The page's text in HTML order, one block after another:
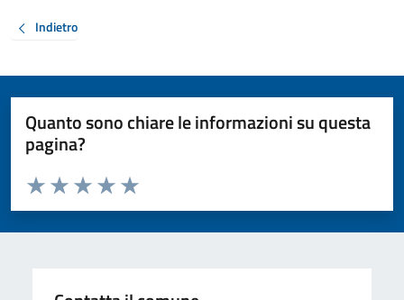
Indietro
Quanto sono chiare le informazioni su questa
pagina?
Valuta da 1 a 5 stelle la pagina
Valuta 5 stelle su 5
Valuta 4 stelle su 5
Valuta 3 stelle su 5
Valuta 2 stelle su 5
Valuta 1 stelle su 5